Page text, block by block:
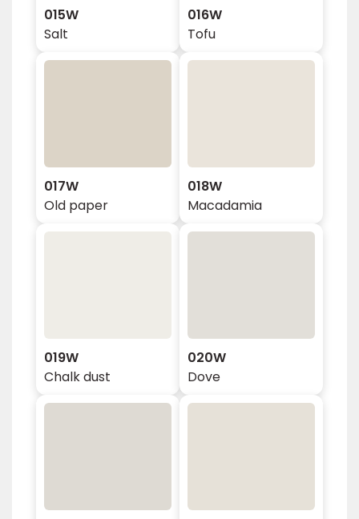
015W
Salt
016W
Tofu
017W
Old paper
018W
Macadamia
019W
Chalk dust
020W
Dove